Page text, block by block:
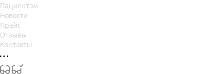
Пациентам
Новости
Прайс
Отзывы
Контакты